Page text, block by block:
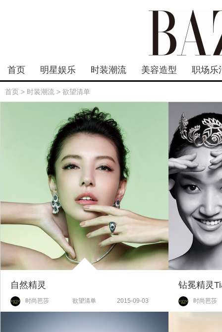
首页 明星娱乐 时装潮流 美容造型 职场乐
首页 > 时装潮流 > 欲望清单
自然精灵
时尚芭莎 欲望清单 2015-09-03
钻冕精灵
时尚芭莎